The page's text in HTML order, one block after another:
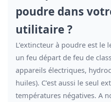
poudre dans
utilitaire ?
L’extincteur à poudre est
un feu départ de feu de
appareils électriques,
huiles). C’est aussi le seul
températures négatives. A